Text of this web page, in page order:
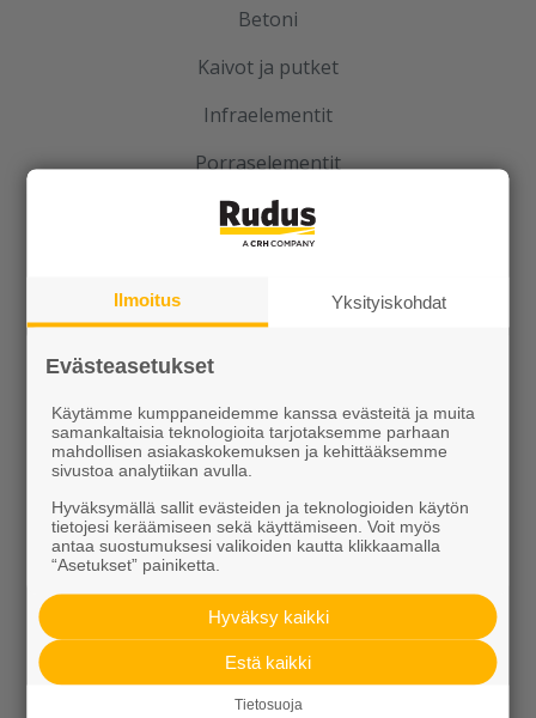
Betoni
Kaivot ja putket
Infraelementit
Porraselementit
Julkisivuelementit
Louhinta, murskaus, esirakentaminen
Rudus
Uutiset
Referenssit
Tilaa uutiskirje
Ilmoitus Yksityiskohdat
Evästeasetukset
Käytämme kumppaneidemme kanssa evästeitä ja muita
samankaltaisia teknologioita tarjotaksemme parhaan
mahdollisen asiakaskokemuksen ja kehittääksemme
sivustoa analytiikan avulla.
Hyväksymällä sallit evästeiden ja teknologioiden käytön
tietojesi keräämiseen sekä käyttämiseen. Voit myös
antaa suostumuksesi valikoiden kautta klikkaamalla
“Asetukset” painiketta.
Hyväksy kaikki
Estä kaikki
Tietosuoja